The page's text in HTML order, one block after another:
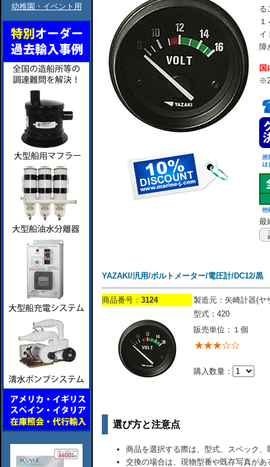
幼稚園・イベント用
る
イ
障
国
最
YAZAKI/汎用/ボルトメーター/電圧計/DC12/黒
商品番号： 3124
製造元：矢崎計器(ヤ
型式：420
販売単位：１個
購入数量：
選び方と注意点
商品を選択する際は、型式、スペック
交換の場合は、現物型番や既存写真が